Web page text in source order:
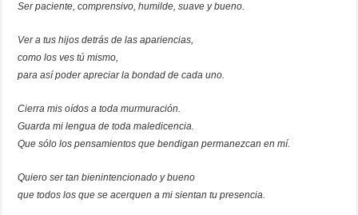
Ser paciente, comprensivo, humilde, suave y bueno.
Ver a tus hijos detrás de las apariencias,
como los ves tú mismo,
para así poder apreciar la bondad de cada uno.
Cierra mis oídos a toda murmuración.
Guarda mi lengua de toda maledicencia.
Que sólo los pensamientos que bendigan permanezcan en mí.
Quiero ser tan bienintencionado y bueno
que todos los que se acerquen a mi sientan tu presencia.